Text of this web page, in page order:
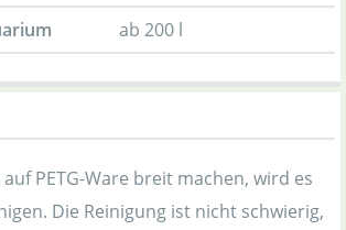
ab 200 l
PETG-Ware breit machen, wird es
Die Reinigung ist nicht schwierig,